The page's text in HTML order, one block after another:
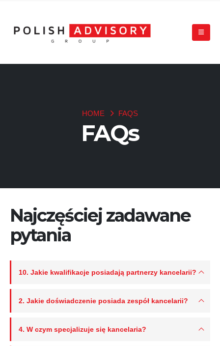
HOME FAQS
FAQs
Najczęściej zadawane
pytania
10. Jakie kwalifikacje posiadają partnerzy kancelarii?
2. Jakie doświadczenie posiada zespół kancelarii?
4. W czym specjalizuje się kancelaria?